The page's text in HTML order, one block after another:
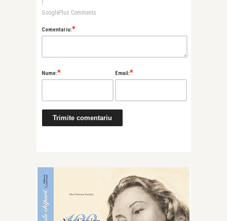
GooglePlus Comments
Comentariu:*
Nume:* Email:*